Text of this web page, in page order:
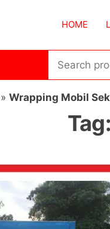
HOME
» Wrapping Mobil